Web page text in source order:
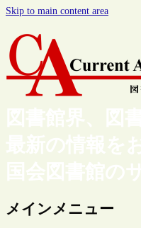
Skip to main content area
図書館界、図
最新の情報を
国会図書館の
メインメニュー